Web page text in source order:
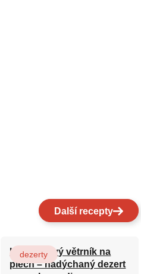
Další recepty
Karamelový větrník na
plech – nadýchaný dezert
dezerty